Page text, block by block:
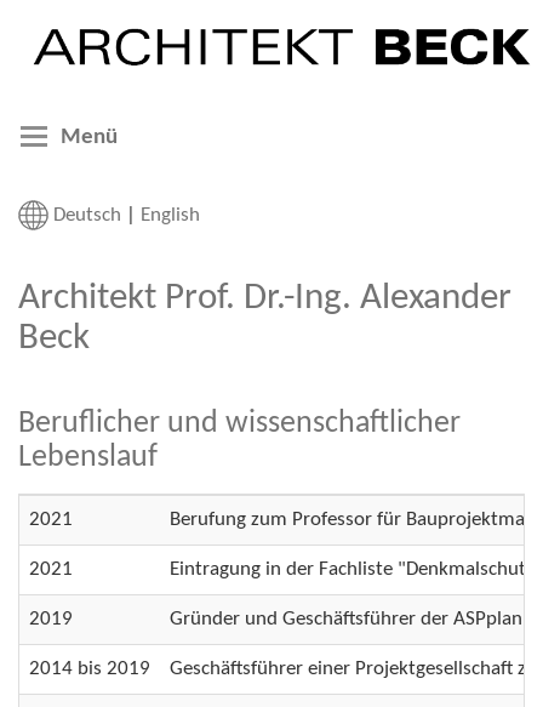
Menü
Deutsch English
Architekt Prof. Dr.-Ing. Alexander
Beck
Beruflicher und wissenschaftlicher
Lebenslauf
2021 Berufung zum Professor für
2021 Eintragung in der Fachliste
2019 Gründer und Geschäftsführer der ASPplan
2014 bis 2019 Geschäftsführer einer Projektgesellschaft